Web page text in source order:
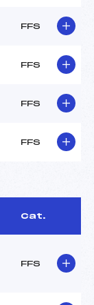
FFS
FFS
FFS
FFS
Cat.
FFS